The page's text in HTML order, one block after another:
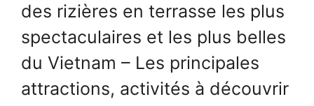
des rizières en terrasse les plus
spectaculaires et les plus belles
du Vietnam – Les principales
attractions, activités à découvrir